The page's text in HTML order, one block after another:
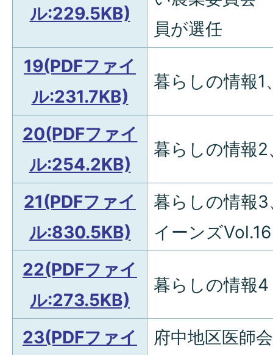
ル:229.5KB)
員が選任
19(PDFファイ
ル:231.7KB)
暮らしの情報
20(PDFファイ
ル:254.2KB)
暮らしの情報
21(PDFファイ
ル:830.5KB)
暮らしの情報
イーンズVol.16
22(PDFファイ
ル:273.5KB)
暮らしの情報4
23(PDFファイ
府中地区医師